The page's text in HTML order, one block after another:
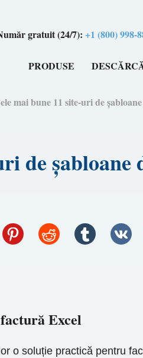
gratuit (24/7):+1 (800) 998-
PRODUSE
mai bune 11 site-uri de
de
Excel
o soluție practică pentru